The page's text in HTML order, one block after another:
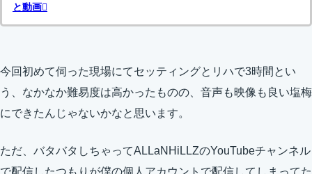
と動画
今回初めて伺った現場にてセッティングとリハで3時間とい
う、なかなか難易度は高かったものの、音声も映像も良い塩梅
にできたんじゃないかなと思います。
ただ、バタバタしちゃってALLaNHiLLZのYouTubeチャンネル
で配信したつもりが僕の個人アカウントで配信してしまってた